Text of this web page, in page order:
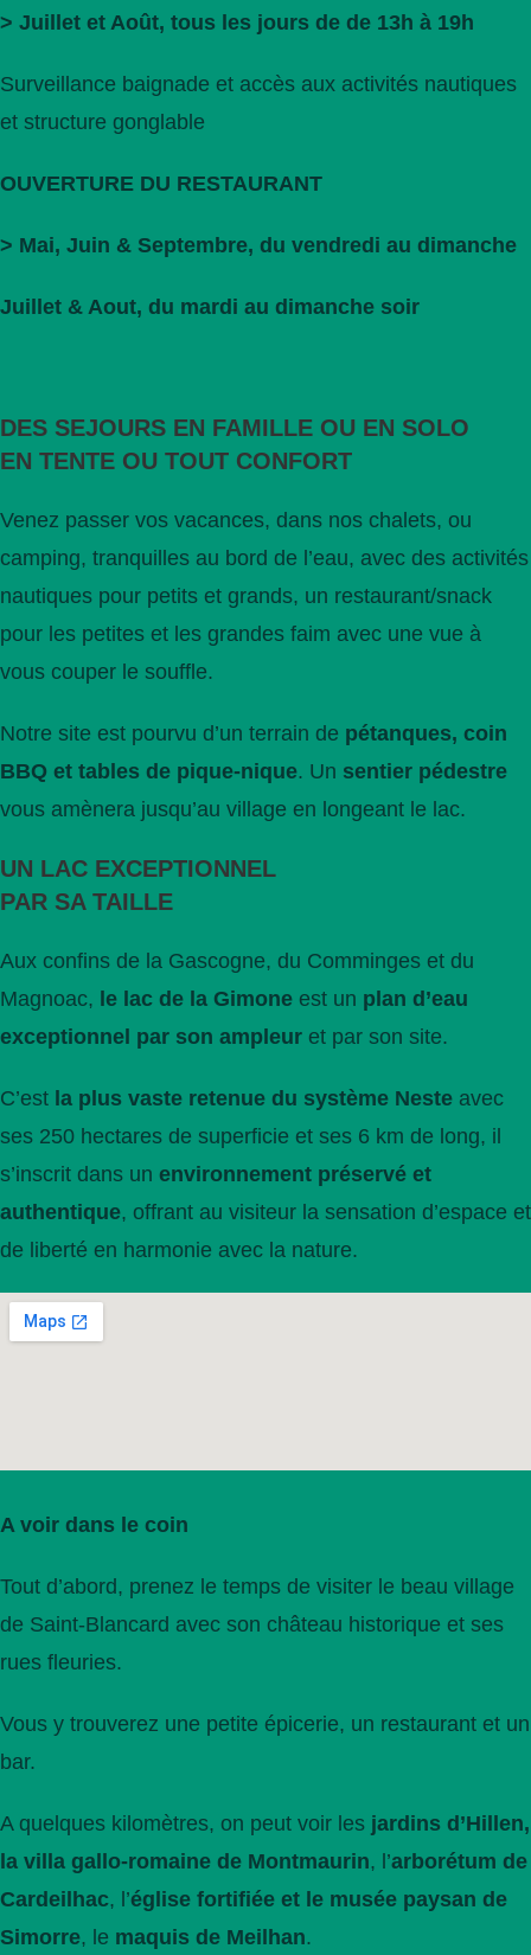
> Juillet et Août, tous les jours de de 13h à 19h
Surveillance baignade et accès aux activités nautiques
et structure gonglable
OUVERTURE DU RESTAURANT
> Mai, Juin & Septembre, du vendredi au dimanche
Juillet & Aout, du mardi au dimanche soir
DES SEJOURS EN FAMILLE OU EN SOLO
EN TENTE OU TOUT CONFORT
Venez passer vos vacances, dans nos chalets, ou
camping, tranquilles au bord de l’eau, avec des activités
nautiques pour petits et grands, un restaurant/snack
pour les petites et les grandes faim avec une vue à
vous couper le souffle.
Notre site est pourvu d’un terrain de pétanques, coin
BBQ et tables de pique-nique. Un sentier pédestre
vous amènera jusqu’au village en longeant le lac.
UN LAC EXCEPTIONNEL
PAR SA TAILLE
Aux confins de la Gascogne, du Comminges et du
Magnoac, le lac de la Gimone est un plan d’eau
exceptionnel par son ampleur et par son site.
C’est la plus vaste retenue du système Neste avec
ses 250 hectares de superficie et ses 6 km de long, il
s’inscrit dans un environnement préservé et
authentique, offrant au visiteur la sensation d’espace et
de liberté en harmonie avec la nature.
A voir dans le coin
Tout d’abord, prenez le temps de visiter le beau village
de Saint-Blancard avec son château historique et ses
rues fleuries.
Vous y trouverez une petite épicerie, un restaurant et un
bar.
A quelques kilomètres, on peut voir les jardins d’Hillen,
la villa gallo-romaine de Montmaurin, l’arborétum de
Cardeilhac, l’église fortifiée et le musée paysan de
Simorre, le maquis de Meilhan.